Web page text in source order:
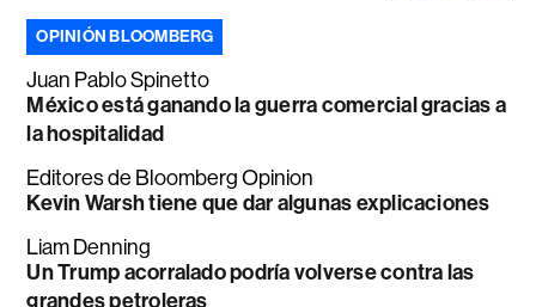
OPINIÓN BLOOMBERG
Juan Pablo Spinetto
México está ganando la guerra comercial gracias a
la hospitalidad
Editores de Bloomberg Opinion
Kevin Warsh tiene que dar algunas explicaciones
Liam Denning
Un Trump acorralado podría volverse contra las
grandes petroleras